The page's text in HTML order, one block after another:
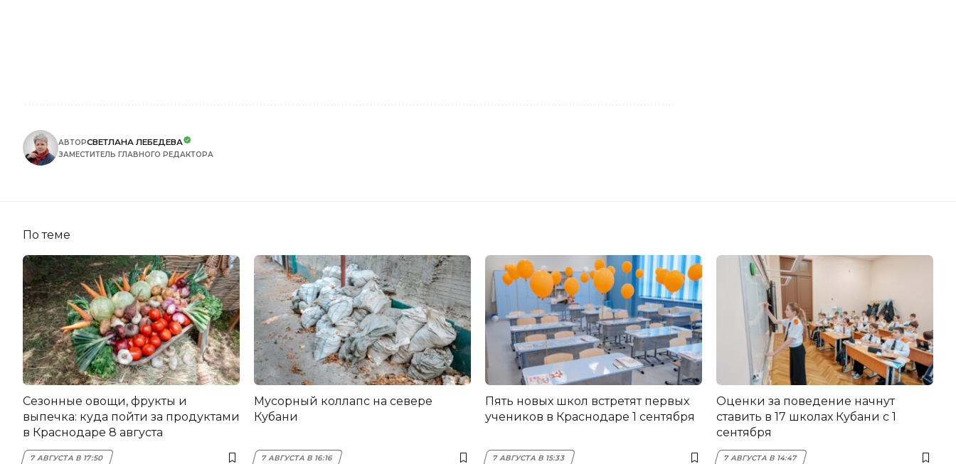
АВТОРСВЕТЛАНА ЛЕБЕДЕВА
ЗАМЕСТИТЕЛЬ ГЛАВНОГО РЕДАКТОРА
По теме
Сезонные овощи, фрукты и
выпечка: куда пойти за продуктами
в Краснодаре 8 августа
7 АВГУСТА В 17:50
Мусорный коллапс на севере
Кубани
7 АВГУСТА В 16:16
Пять новых школ встретят первых
учеников в Краснодаре 1 сентября
7 АВГУСТА В 15:33
Оценки за поведение начнут
ставить в 17 школах Кубани с 1
сентября
7 АВГУСТА В 14:47